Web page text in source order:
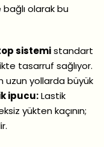
olarak bu
sistemistandart
tasarruf sağlıyor.
uzun yollarda büyük
ipucu:Lastik
yükten kaçının;